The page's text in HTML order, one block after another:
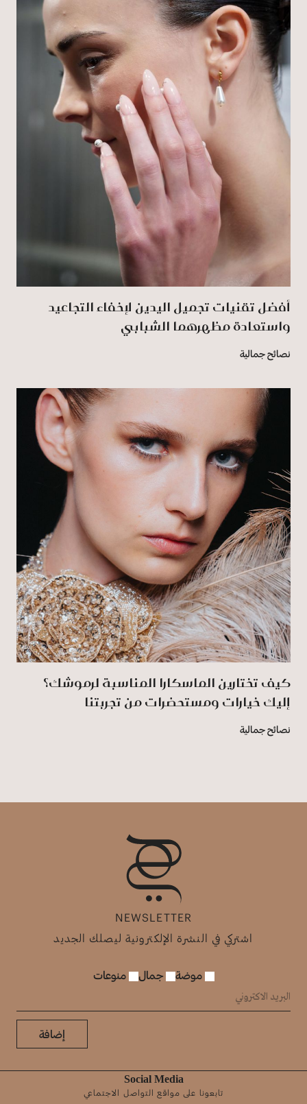
أفضل تقنيات تجميل اليدين لإخفاء التجاعيد
واستعادة مظهرهما الشبابي
نصائح جمالية
كيف تختارين الماسكارا المناسبة لرموشك؟
إليك خيارات ومستحضرات من تجربتنا
نصائح جمالية
NEWSLETTER
اشتركي في النشرة الإلكترونية ليصلك الجديد
موضة جمال منوعات
إضافة
Social Media
تابعونا على مواقع التواصل الاجتماعي